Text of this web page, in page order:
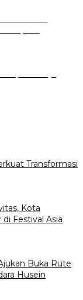
Transformasi
Kota
Festival Asia
Buka Rute
Husein